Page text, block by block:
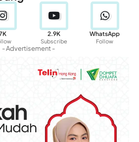
2.9K
Subscribe
WhatsApp
Follow
- Advertisement -